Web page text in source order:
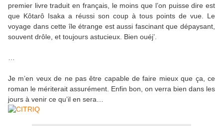
premier livre traduit en français, le moins que l’on puisse dire est
que Kôtarô Isaka a réussi son coup à tous points de vue. Le
voyage dans cette île étrange est aussi fascinant que dépaysant,
souvent drôle, et toujours astucieux. Bien ouéj’.
Je m’en veux de ne pas être capable de faire mieux que ça, ce
roman le mériterait assurément. Enfin bon, on verra bien dans les
jours à venir ce qu’il en sera…